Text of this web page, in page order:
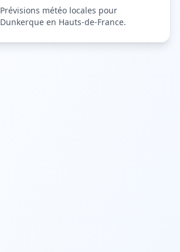
Prévisions météo locales pour
Dunkerque en Hauts-de-France.